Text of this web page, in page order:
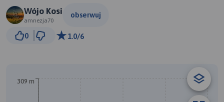
Wójo Kosi
amnezja70
obserwuj
0 1.0/6
309 m